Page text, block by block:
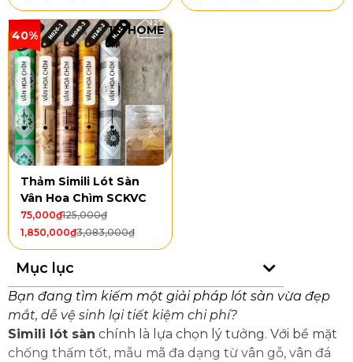
40% 127HOME
Thảm Simili Lót Sàn
Vân Hoa Chìm SCKVC
125,000₫
75,000₫
3,083,000₫
1,850,000₫
Mục lục
Bạn đang tìm kiếm một giải pháp lót sàn vừa đẹp
mắt, dễ vệ sinh lại tiết kiệm chi phí?
Simili lót sàn chính là lựa chọn lý tưởng. Với bề mặt
chống thấm tốt, mẫu mã đa dạng từ vân gỗ, vân đá